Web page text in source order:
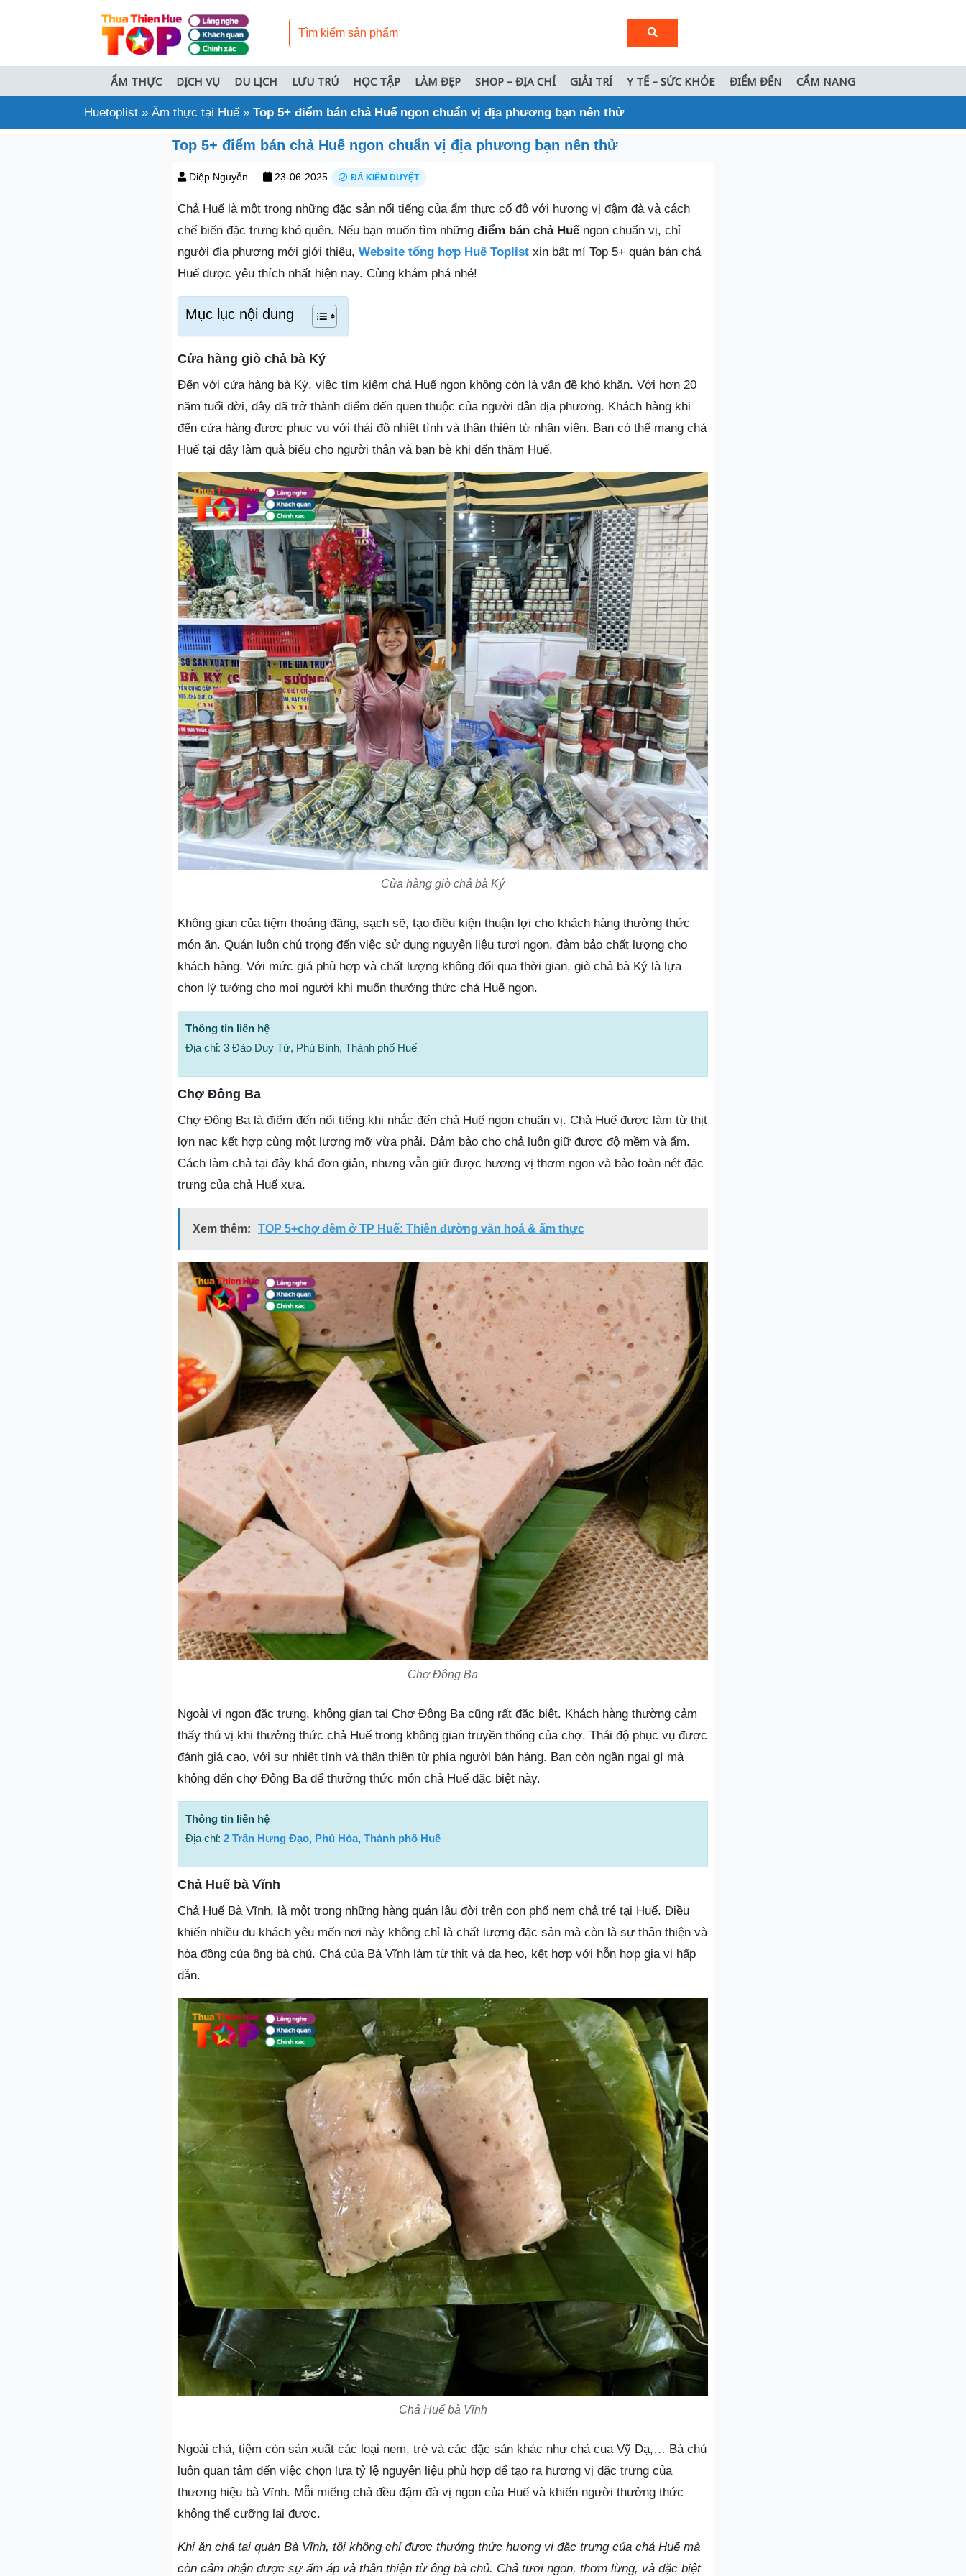
ẨM THỰC DỊCH VỤ DU LỊCH LƯU TRÚ HỌC TẬP LÀM ĐẸP SHOP – ĐỊA CHỈ GIẢI TRÍ Y TẾ – SỨC KHỎE ĐIỂM ĐẾN CẨM NANG
Huetoplist » Ẩm thực tại Huế » Top 5+ điểm bán chả Huế ngon chuẩn vị địa phương bạn nên thử
Top 5+ điểm bán chả Huế ngon chuẩn vị địa phương bạn nên thử
Diệp Nguyễn 23-06-2025 ĐÃ KIỂM DUYỆT
Chả Huế là một trong những đặc sản nổi tiếng của ẩm thực cố đô với hương vị đậm đà và cách
chế biến đặc trưng khó quên. Nếu bạn muốn tìm những điểm bán chả Huếngon chuẩn vị, chỉ
người địa phương mới giới thiệu, Website tổng hợp Huế Toplist xin bật mí Top 5+ quán bán chả
Huế được yêu thích nhất hiện nay. Cùng khám phá nhé!
Mục lục nội dung
Cửa hàng giò chả bà Ký
Đến với cửa hàng bà Ký, việc tìm kiếm chả Huế ngon không còn là vấn đề khó khăn. Với hơn 20
năm tuổi đời, đây đã trở thành điểm đến quen thuộc của người dân địa phương. Khách hàng khi
đến cửa hàng được phục vụ với thái độ nhiệt tình và thân thiện từ nhân viên. Bạn có thể mang chả
Huế tại đây làm quà biếu cho người thân và bạn bè khi đến thăm Huế.
Cửa hàng giò chả bà Ký
Không gian của tiệm thoáng đãng, sạch sẽ, tạo điều kiện thuận lợi cho khách hàng thưởng thức
món ăn. Quán luôn chú trọng đến việc sử dụng nguyên liệu tươi ngon, đảm bảo chất lượng cho
khách hàng. Với mức giá phù hợp và chất lượng không đổi qua thời gian, giò chả bà Ký là lựa
chọn lý tưởng cho mọi người khi muốn thưởng thức chả Huế ngon.
Thông tin liên hệ
Địa chỉ: 3 Đào Duy Từ, Phú Bình, Thành phố Huế
Chợ Đông Ba
Chợ Đông Ba là điểm đến nổi tiếng khi nhắc đến chả Huế ngon chuẩn vị. Chả Huế được làm từ thịt
lợn nạc kết hợp cùng một lượng mỡ vừa phải. Đảm bảo cho chả luôn giữ được độ mềm và ẩm.
Cách làm chả tại đây khá đơn giản, nhưng vẫn giữ được hương vị thơm ngon và bảo toàn nét đặc
trưng của chả Huế xưa.
Xem thêm: TOP 5+chợ đêm ở TP Huế: Thiên đường văn hoá & ẩm thực
Chợ Đông Ba
Ngoài vị ngon đặc trưng, không gian tại Chợ Đông Ba cũng rất đặc biệt. Khách hàng thường cảm
thấy thú vị khi thưởng thức chả Huế trong không gian truyền thống của chợ. Thái độ phục vụ được
đánh giá cao, với sự nhiệt tình và thân thiện từ phía người bán hàng. Bạn còn ngần ngại gì mà
không đến chợ Đông Ba để thưởng thức món chả Huế đặc biệt này.
Thông tin liên hệ
Địa chỉ: 2 Trần Hưng Đạo, Phú Hòa, Thành phố Huế
Chả Huế bà Vĩnh
Chả Huế Bà Vĩnh, là một trong những hàng quán lâu đời trên con phố nem chả tré tại Huế. Điều
khiến nhiều du khách yêu mến nơi này không chỉ là chất lượng đặc sản mà còn là sự thân thiện và
hòa đồng của ông bà chủ. Chả của Bà Vĩnh làm từ thịt và da heo, kết hợp với hỗn hợp gia vị hấp
dẫn.
Chả Huế bà Vĩnh
Ngoài chả, tiệm còn sản xuất các loại nem, tré và các đặc sản khác như chả cua Vỹ Dạ,… Bà chủ
luôn quan tâm đến việc chọn lựa tỷ lệ nguyên liệu phù hợp để tạo ra hương vị đặc trưng của
thương hiệu bà Vĩnh. Mỗi miếng chả đều đậm đà vị ngon của Huế và khiến người thưởng thức
không thể cưỡng lại được.
Khi ăn chả tại quán Bà Vĩnh, tôi không chỉ được thưởng thức hương vị đặc trưng của chả Huế mà
còn cảm nhận được sự ấm áp và thân thiện từ ông bà chủ. Chả tươi ngon, thơm lừng, và đặc biệt